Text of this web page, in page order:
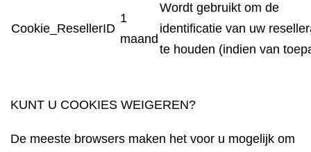
Cookie_ResellerID
1
maand
Wordt gebruikt om de
identificatie van uw reseller
te houden (indien van
KUNT U COOKIES WEIGEREN?
De meeste browsers maken het voor u mogelijk om